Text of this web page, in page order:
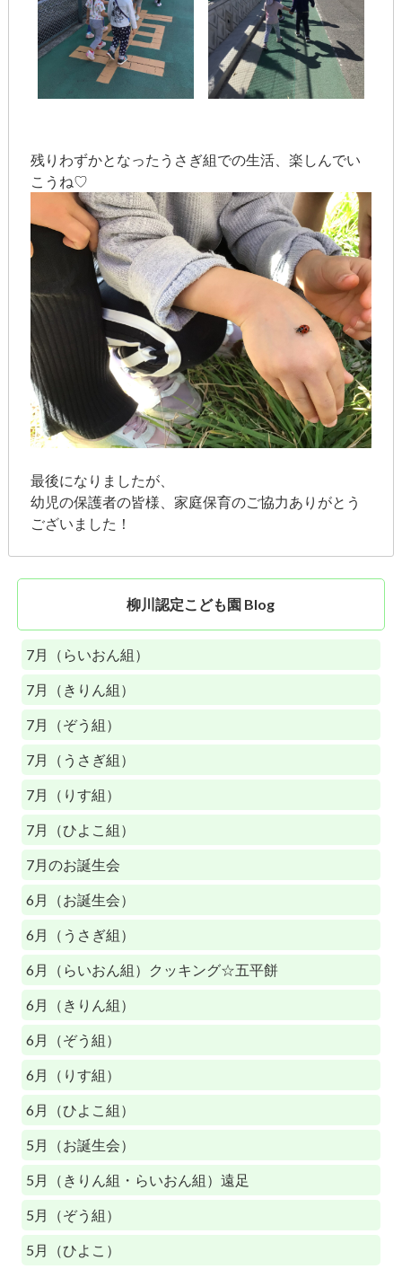
残りわずかとなったうさぎ組での生活、楽しんでい
こうね♡
最後になりましたが、
幼児の保護者の皆様、家庭保育のご協力ありがとう
ございました！
柳川認定こども園 Blog
7月（らいおん組）
7月（きりん組）
7月（ぞう組）
7月（うさぎ組）
7月（りす組）
7月（ひよこ組）
7月のお誕生会
6月（お誕生会）
6月（うさぎ組）
6月（らいおん組）クッキング☆五平餅
6月（きりん組）
6月（ぞう組）
6月（りす組）
6月（ひよこ組）
5月（お誕生会）
5月（きりん組・らいおん組）遠足
5月（ぞう組）
5月（ひよこ）